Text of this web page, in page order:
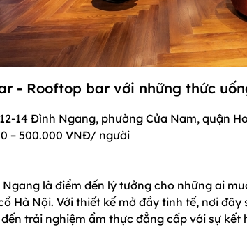
- Rooftop bar với những thức
14 Đình Ngang, phường Cửa Nam, quận
– 500.000 VNĐ/ người
là điểm đến lý tưởng cho những ai
Hà Nội. Với thiết kế mở đầy tinh tế, nơi
trải nghiệm ẩm thực đẳng cấp với sự kết